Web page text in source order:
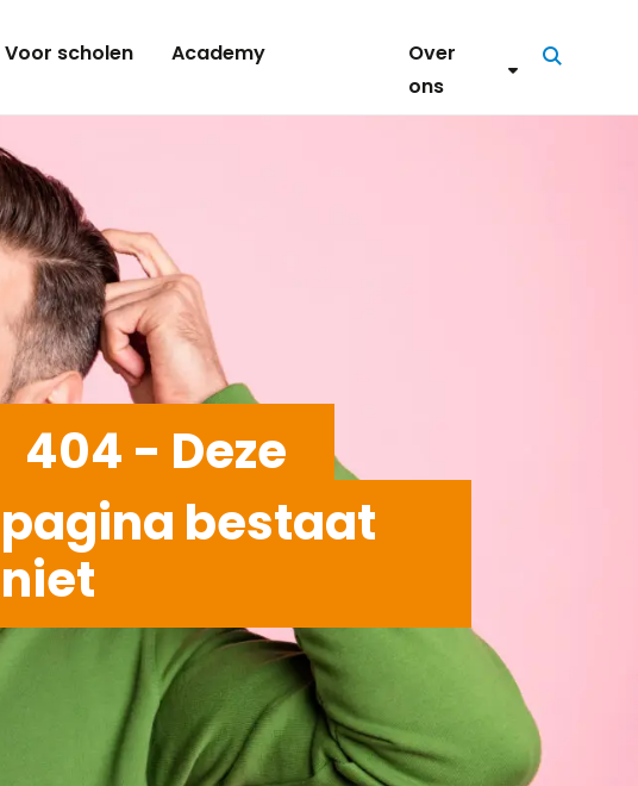
Voor scholen Academy
Over
ons
Zoeken
404 - Deze
pagina bestaat
niet